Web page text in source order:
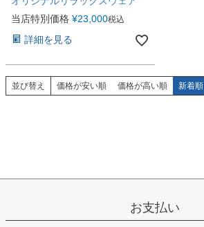
当店特別価格 ¥23,000税込
詳細を見る
並び替え 価格が安い順 価格が高い順 新着順
お支払い